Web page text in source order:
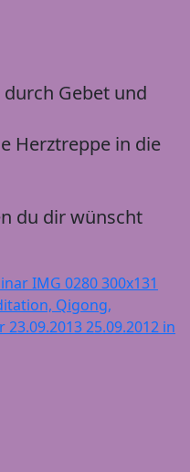
Gebet und
Herztreppe in die
du dir wünscht